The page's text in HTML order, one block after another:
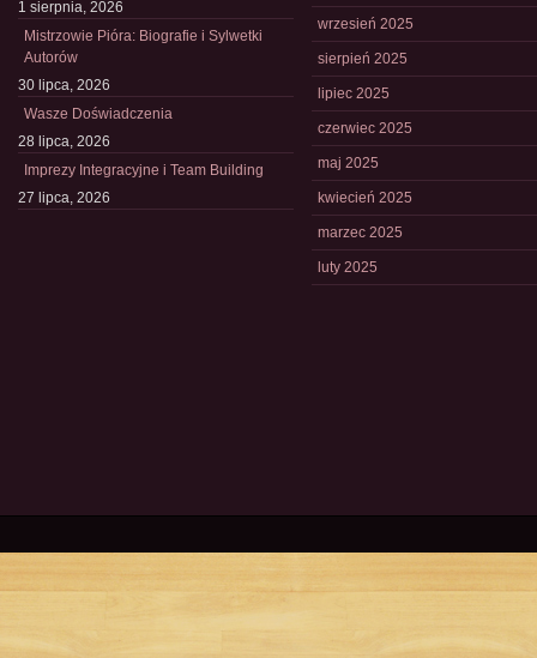
1 sierpnia, 2026
Mistrzowie Pióra: Biografie i Sylwetki
Autorów
30 lipca, 2026
Wasze Doświadczenia
28 lipca, 2026
Imprezy Integracyjne i Team Building
27 lipca, 2026
wrzesień 2025
sierpień 2025
lipiec 2025
czerwiec 2025
maj 2025
kwiecień 2025
marzec 2025
luty 2025